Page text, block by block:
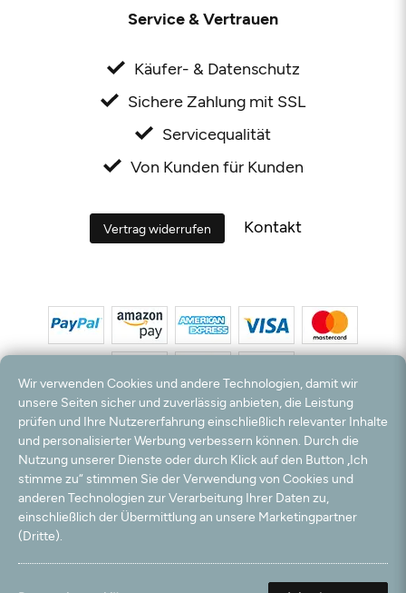
Service & Vertrauen
Käufer- & Datenschutz
Sichere Zahlung mit SSL
Servicequalität
Von Kunden für Kunden
Vertrag widerrufen Kontakt
*Alle Preise inkl. MwSt. und zzgl. Versandkosten. **Kostenloser Versand und Rückversand
nur innerhalb Deutschlands und Österreichs.
Hinweis:Wir nutzen Ihre E-Mail Adresse für werbliche Zwecke, die jederzeit widerrufen
werden können. Ihre Daten werden nicht an Dritte weitergegeben.
© 2003 - 2026 Teppichversand24 GmbH / Alle Rechte vorbehalten. powered by
createyourtemplate
Wir verwenden Cookies und andere Technologien, damit wir
unsere Seiten sicher und zuverlässig anbieten, die Leistung
prüfen und Ihre Nutzererfahrung einschließlich relevanter Inhalte
und personalisierter Werbung verbessern können. Durch die
Nutzung unserer Dienste oder durch Klick auf den Button „Ich
stimme zu“ stimmen Sie der Verwendung von Cookies und
anderen Technologien zur Verarbeitung Ihrer Daten zu,
einschließlich der Übermittlung an unsere Marketingpartner
(Dritte).